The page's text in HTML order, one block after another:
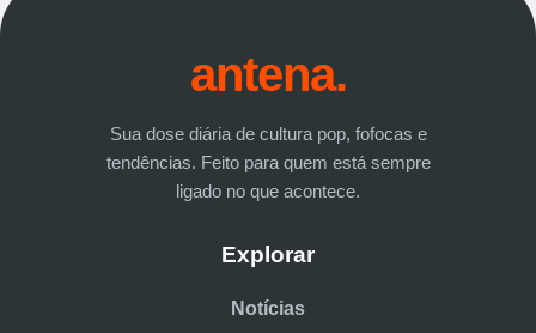
antena.
Sua dose diária de cultura pop, fofocas e
tendências. Feito para quem está sempre
ligado no que acontece.
Explorar
Notícias